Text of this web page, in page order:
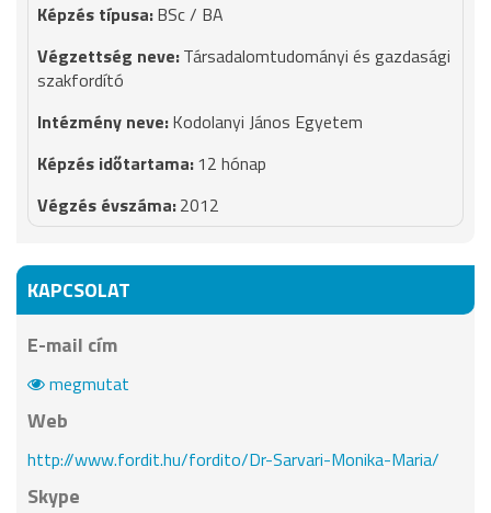
BSc / BA
Társadalomtudományi és gazdasági
szakfordító
Kodolanyi János Egyetem
12 hónap
2012
KAPCSOLAT
E-mail cím
megmutat
Web
http://www.fordit.hu/fordito/Dr-Sarvari-Monika-Maria/
Skype